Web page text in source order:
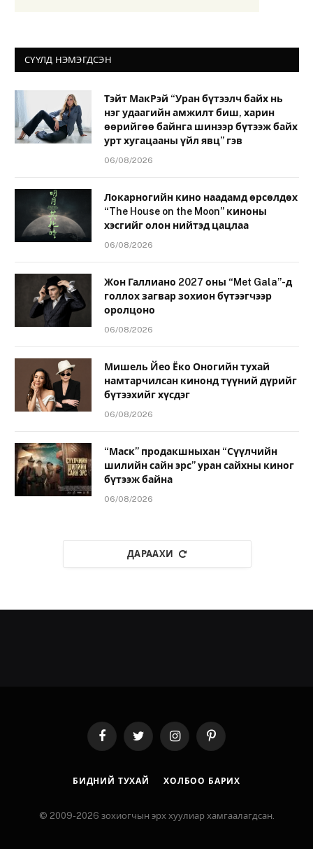
СҮҮЛД НЭМЭГДСЭН
Тэйт МакРэй “Уран бүтээлч байх нь
нэг удаагийн амжилт биш, харин
өөрийгөө байнга шинээр бүтээж байх
урт хугацааны үйл явц” гэв
06/08/2026
Локарногийн кино наадамд өрсөлдөх
“The House on the Moon” киноны
хэсгийг олон нийтэд цацлаа
06/08/2026
Жон Галлиано 2027 оны “Met Gala”-д
голлох загвар зохион бүтээгчээр
оролцоно
06/08/2026
Мишель Йео Ёко Оногийн тухай
намтарчилсан кинонд түүний дүрийг
бүтээхийг хүсдэг
06/08/2026
“Маск” продакшныхан “Сүүлчийн
шилийн сайн эрс” уран сайхны киног
бүтээж байна
06/08/2026
ДАРААХИ
FacebookTwitter InstagramPinterest
БИДНИЙ ТУХАЙ ХОЛБОО БАРИХ
© 2009-2026 зохиогчын эрх хуулиар хамгаалагдсан.